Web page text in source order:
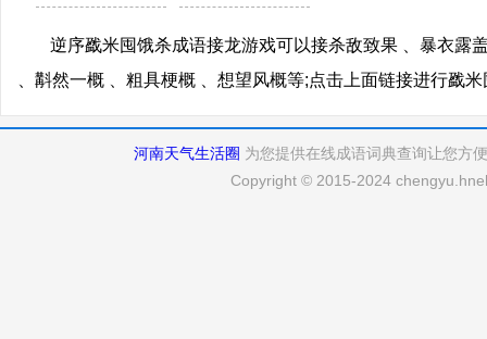
逆序戤米囤饿杀成语接龙游戏可以接杀敌致果 、暴衣露
、斠然一概 、粗具梗概 、想望风概等;点击上面链接进行戤
河南天气生活圈 为您提供在线成语词典查询让您方
Copyright © 2015-2024